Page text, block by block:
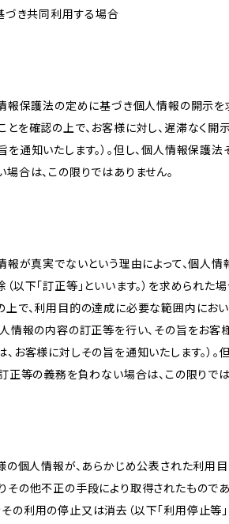
づき共同利用する場合
報保護法の定めに基づき個人情報の開示を
を確認の上で、お客様に対し、遅滞なく開
通知いたします。）。但し、個人情報保護法
合は、この限りではありません。
報が真実でないという理由によって、個人
以下「訂正等」といいます。）を求められた
で、利用目的の達成に必要な範囲内にお
情報の内容の訂正等を行い、その旨をお客
お客様に対しその旨を通知いたします。）。
正等の義務を負わない場合は、この限りでは
の個人情報が、あらかじめ公表された利用
の他不正の手段により取得されたものであ
利用の停止又は消去（以下「利用停止等」